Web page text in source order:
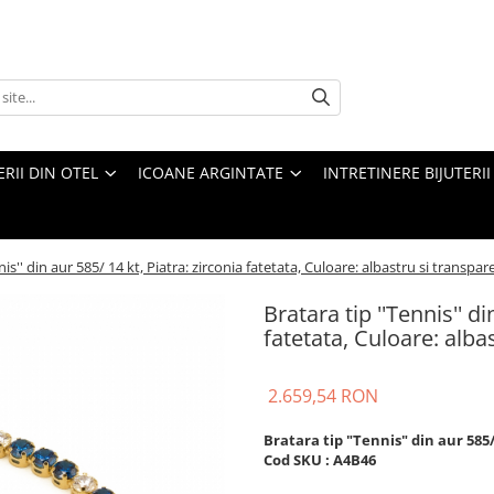
DIN OTEL ICOANE ARGINTATE INTRETINERE BIJUTERII
din aur 585/ 14 kt, Piatra: zirconia fatetata, Culoare: albastru si
Bratara tip ''Tennis''
fatetata, Culoare:
2.659,54 RON
Bratara tip "Tennis" din aur
Cod SKU : A4B46